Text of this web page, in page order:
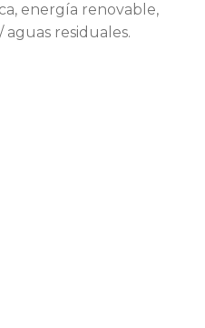
energía renovable,
aguas residuales.